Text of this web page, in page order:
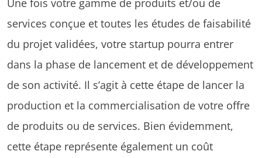
services conçue et toutes les études de faisabilité
du projet validées, votre startup pourra entrer
dans la phase de lancement et de développement
de son activité. Il s’agit à cette étape de lancer la
production et la commercialisation de votre offre
de produits ou de services. Bien évidemment,
cette étape représente également un coût